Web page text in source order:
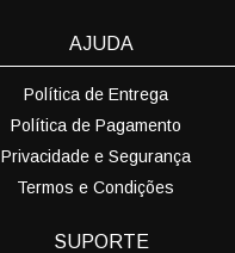
AJUDA
Política de Entrega
Política de Pagamento
Privacidade e Segurança
Termos e Condições
SUPORTE